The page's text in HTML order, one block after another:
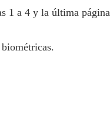
1 a 4 y la última